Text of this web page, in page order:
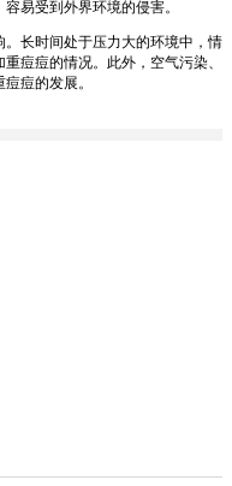
易受到外界环境的侵害。
长时间处于压力大的环境中，情
痘痘的情况。此外，空气污染、
痘的发展。